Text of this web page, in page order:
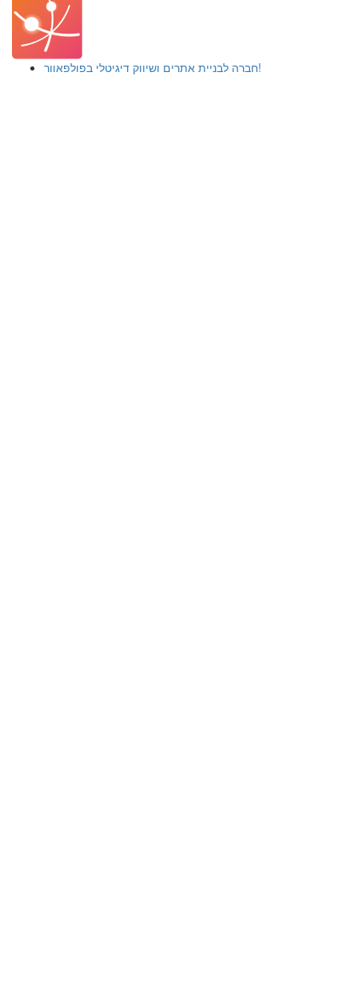
חברה לבניית אתרים ושיווק דיגיטלי בפולפאוור!